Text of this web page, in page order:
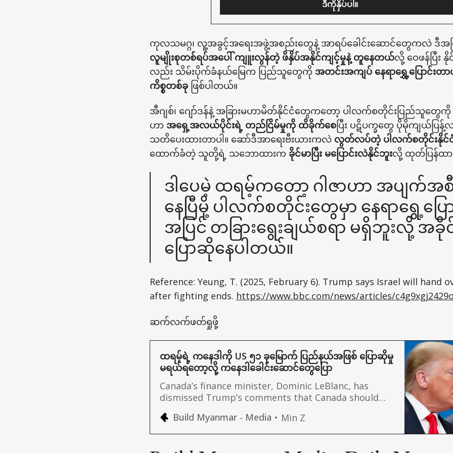
ဒီကိုနှိပ်ပါ။
ကုလသမဂ္ဂ၊ လူ့အခွင့်အရေးအဖွဲ့အစည်းတွေနဲ့ အာရပ်ခေါင်းဆောင်တွေကလဲ ဒီ
လူမျိုးစုတစ်ရပ်အပေါ် ကျူးလွန်တဲ့ ဖိနှိပ်အနိုင်ကျင့်မှုနဲ့ တူနေတယ်လို့ ဝေဖန်ပြီး
လည်း သိမ်းပိုက်ခံနယ်မြေက ပြည်သူတွေကို အတင်းအကျပ် နေရာရွှေ့ပြောင်းတ
ကိစ္စတစ်ခုဖြစ်ပါတယ်။
အီဂျစ်၊ ဂျော်ဒန်နဲ့ အခြားမဟာမိတ်နိုင်ငံတွေကတော့ ပါလက်စတိုင်းပြည်သူတွေကို
ဟာ အရှေ့အလယ်ပိုင်းရဲ့ တည်ငြိမ်မှုကို ထိခိုက်စေပြီး ပဋိပက္ခတွေ ပိုမိုကျယ်ပြ
သတိပေးထားတာပါ။ ဆော်ဒီအာရေးဗီးယားကလဲ လွတ်လပ်တဲ့ ပါလက်စတိုင်းနိုင်ငံ
ထောက်ခံတဲ့ သူတို့ရဲ့ သဘောထားက ခိုင်မာပြီး မပြောင်းလဲနိုင်ဘူးလို့ ထုတ်ပြန်ထာ
ဒါပေမဲ့ ထရမ့်ကတော့ ဂါဇာဟာ အပျက်အစီ
နေပြီမို့ ပါလက်စတိုင်းတွေမှာ နေရာရွှေ့ပြေ
အပြင် တခြားရွေးချယ်စရာ မရှိဘူးလို့ အ
ပြောဆိုနေပါတယ်။
Reference: Yeung, T. (2025, February 6). Trump says Israel will hand
after fighting ends. https://www.bbc.com/news/articles/
ဆက်လက်ဖတ်ရှုဖို့
ထရမ့်ရဲ့ ကနေဒါကို US ၅၁ ခုမြောက် ပြည်နယ်အဖြစ် ပြောဆိုမှု
မရယ်ရတော့လို့ ကနေဒါခေါင်းဆောင်တွေပြော
Canada’s finance minister, Dominic LeBlanc, has
dismissed Trump’s comments that Canada should
undermine America’s closest ally.
Build Myanmar - Media Min Z